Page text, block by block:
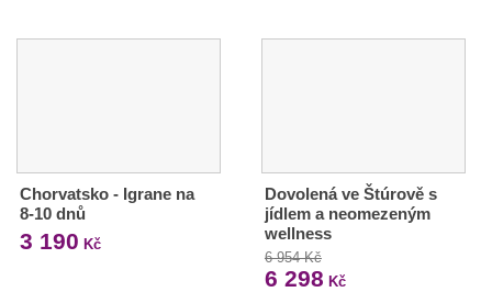
Chorvatsko - Igrane na
8-10 dnů
3 190 Kč
Dovolená ve Štúrově s
jídlem a neomezeným
wellness
6 954 Kč
6 298 Kč